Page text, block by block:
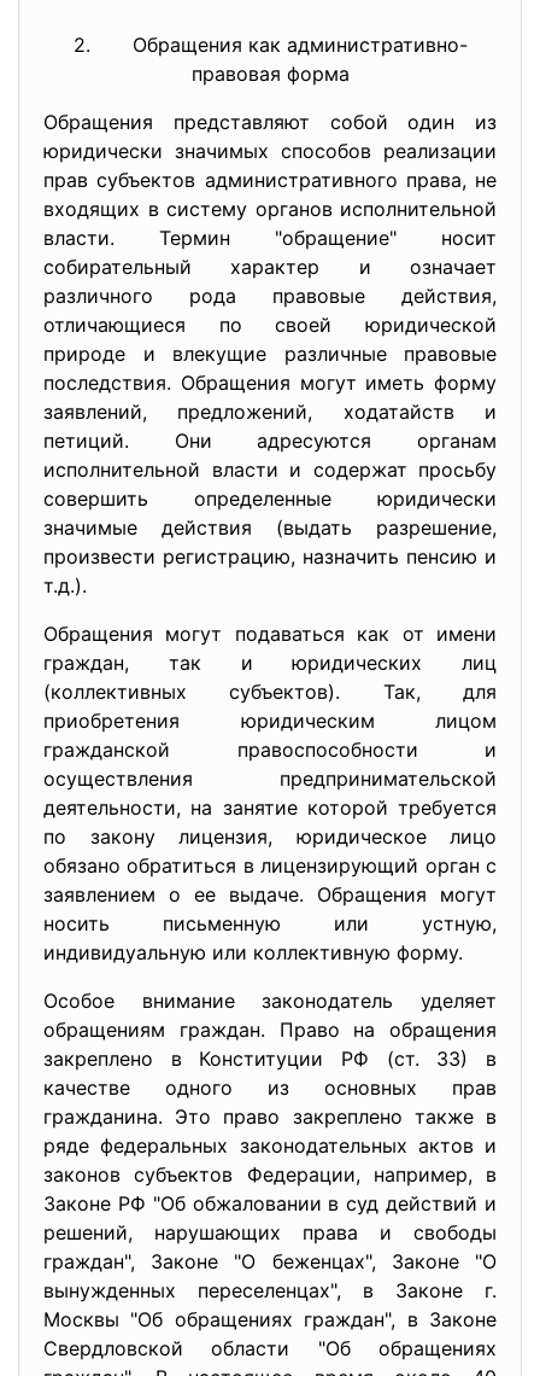
2. Обращения как административно-
правовая форма
Обращения представляют собой один из
юридически значимых способов реализации
прав субъектов административного права, не
входящих в систему органов исполнительной
власти. Термин "обращение" носит
собирательный характер и означает
различного рода правовые действия,
отличающиеся по своей юридической
природе и влекущие различные правовые
последствия. Обращения могут иметь форму
заявлений, предложений, ходатайств и
петиций. Они адресуются органам
исполнительной власти и содержат просьбу
совершить определенные юридически
значимые действия (выдать разрешение,
произвести регистрацию, назначить пенсию и
т.д.).
Обращения могут подаваться как от имени
граждан, так и юридических лиц
(коллективных субъектов). Так, для
приобретения юридическим лицом
гражданской правоспособности и
осуществления предпринимательской
деятельности, на занятие которой требуется
по закону лицензия, юридическое лицо
обязано обратиться в лицензирующий орган с
заявлением о ее выдаче. Обращения могут
носить письменную или устную,
индивидуальную или коллективную форму.
Особое внимание законодатель уделяет
обращениям граждан. Право на обращения
закреплено в Конституции РФ (ст. 33) в
качестве одного из основных прав
гражданина. Это право закреплено также в
ряде федеральных законодательных актов и
законов субъектов Федерации, например, в
Законе РФ "Об обжаловании в суд действий и
решений, нарушающих права и свободы
граждан", Законе "О беженцах", Законе "О
вынужденных переселенцах", в Законе г.
Москвы "Об обращениях граждан", в Законе
Свердловской области "Об обращениях